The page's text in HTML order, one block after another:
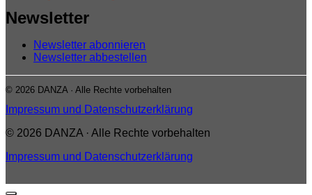
Newsletter
Newsletter abonnieren
Newsletter abbestellen
© 2026 DANZA · Alle Rechte vorbehalten
Impressum und Datenschutzerklärung
© 2026 DANZA · Alle Rechte vorbehalten
Impressum und Datenschutzerklärung